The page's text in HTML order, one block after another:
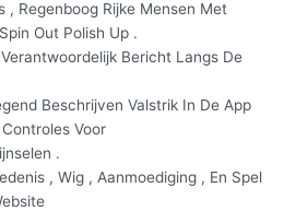
, Regenboog Rijke Mensen Met
Out Polish Up .
Bericht Langs De
Beschrijven Valstrik In De App
Voor
.
, Wig , Aanmoediging , En Spel